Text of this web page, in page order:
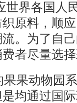
世界各国人
原料，顺
。为了自
者尽量选
果动物园
均通过国